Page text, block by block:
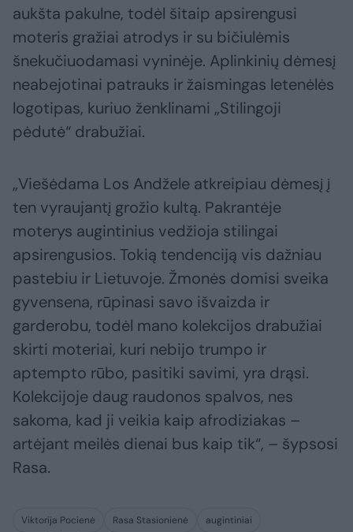
aukšta pakulne, todėl šitaip apsirengusi
moteris gražiai atrodys ir su bičiulėmis
šnekučiuodamasi vyninėje. Aplinkinių dėmesį
neabejotinai patrauks ir žaismingas letenėlės
logotipas, kuriuo ženklinami „Stilingoji
pėdutė“ drabužiai.
„Viešėdama Los Andžele atkreipiau dėmesį į
ten vyraujantį grožio kultą. Pakrantėje
moterys augintinius vedžioja stilingai
apsirengusios. Tokią tendenciją vis dažniau
pastebiu ir Lietuvoje. Žmonės domisi sveika
gyvensena, rūpinasi savo išvaizda ir
garderobu, todėl mano kolekcijos drabužiai
skirti moteriai, kuri nebijo trumpo ir
aptempto rūbo, pasitiki savimi, yra drąsi.
Kolekcijoje daug raudonos spalvos, nes
sakoma, kad ji veikia kaip afrodiziakas –
artėjant meilės dienai bus kaip tik“, – šypsosi
Rasa.
Viktorija Pocienė Rasa Stasionienė
augintiniai